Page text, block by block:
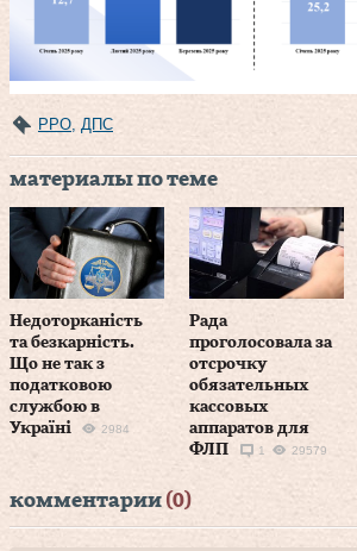
РРО ДПС
материалы по теме
Недоторканість
та безкарність.
Що не так з
податковою
службою в
Україні
2984
Рада
проголосовала за
отсрочку
обязательных
кассовых
аппаратов для
ФЛП
1 29579
комментарии (0)